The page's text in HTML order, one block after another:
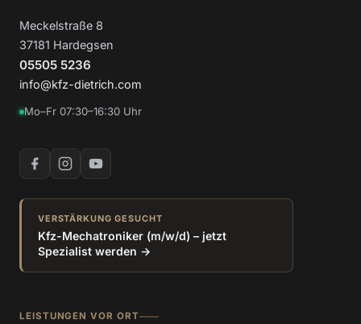
Meckelstraße 8
37181 Hardegsen
05505 5236
info@kfz-dietrich.com
Mo–Fr 07:30–16:30 Uhr
VERSTÄRKUNG GESUCHT
Kfz-Mechatroniker (m/w/d) – jetzt
Spezialist werden →
LEISTUNGEN VOR ORT